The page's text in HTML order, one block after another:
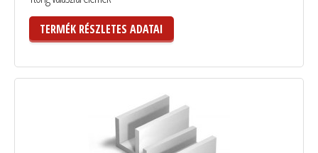
TERMÉK RÉSZLETES ADATAI